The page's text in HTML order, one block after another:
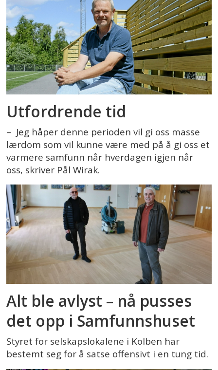
Utfordrende tid
– Jeg håper denne perioden vil gi oss masse
lærdom som vil kunne være med på å gi oss et
varmere samfunn når hverdagen igjen når
oss, skriver Pål Wirak.
Alt ble avlyst – nå pusses
det opp i Samfunnshuset
Styret for selskapslokalene i Kolben har
bestemt seg for å satse offensivt i en tung tid.